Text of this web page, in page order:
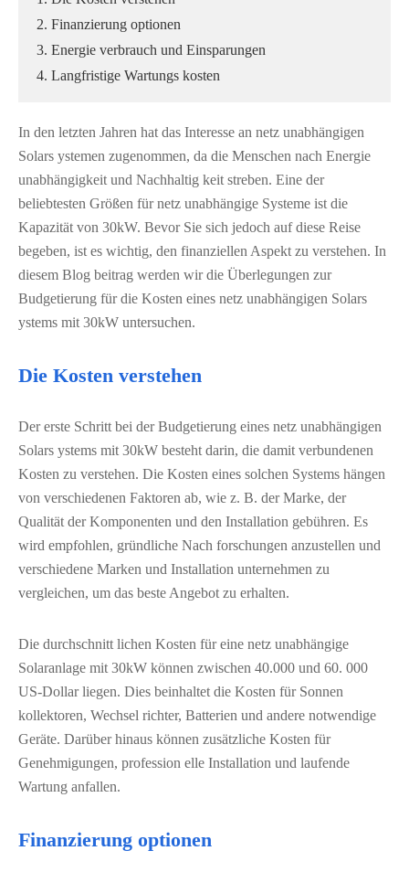
2. Finanzierung optionen
3. Energie verbrauch und Einsparungen
4. Langfristige Wartungs kosten
In den letzten Jahren hat das Interesse an netz unabhängigen
Solars ystemen zugenommen, da die Menschen nach Energie
unabhängigkeit und Nachhaltig keit streben. Eine der
beliebtesten Größen für netz unabhängige Systeme ist die
Kapazität von 30kW. Bevor Sie sich jedoch auf diese Reise
begeben, ist es wichtig, den finanziellen Aspekt zu verstehen. In
diesem Blog beitrag werden wir die Überlegungen zur
Budgetierung für die Kosten eines netz unabhängigen Solars
ystems mit 30kW untersuchen.
Die Kosten verstehen
Der erste Schritt bei der Budgetierung eines netz unabhängigen
Solars ystems mit 30kW besteht darin, die damit verbundenen
Kosten zu verstehen. Die Kosten eines solchen Systems hängen
von verschiedenen Faktoren ab, wie z. B. der Marke, der
Qualität der Komponenten und den Installation gebühren. Es
wird empfohlen, gründliche Nach forschungen anzustellen und
verschiedene Marken und Installation unternehmen zu
vergleichen, um das beste Angebot zu erhalten.
Die durchschnitt lichen Kosten für eine netz unabhängige
Solaranlage mit 30kW können zwischen 40.000 und 60. 000
US-Dollar liegen. Dies beinhaltet die Kosten für Sonnen
kollektoren, Wechsel richter, Batterien und andere notwendige
Geräte. Darüber hinaus können zusätzliche Kosten für
Genehmigungen, profession elle Installation und laufende
Wartung anfallen.
Finanzierung optionen